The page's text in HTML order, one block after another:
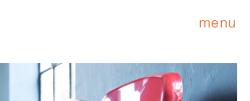
menu